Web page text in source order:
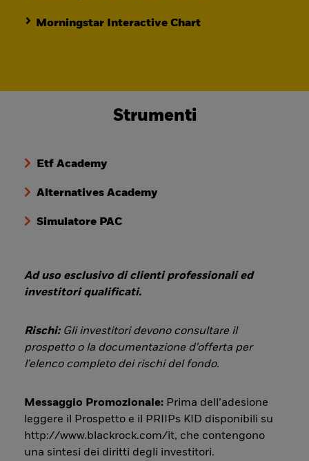
Morningstar Interactive Chart
Strumenti
Etf Academy
Alternatives Academy
Simulatore PAC
Ad uso esclusivo di clienti professionali ed
investitori qualificati.
Rischi: Gli investitori devono consultare il
prospetto o la documentazione d'offerta per
l'elenco completo dei rischi del fondo.
Messaggio Promozionale: Prima dell’adesione
leggere il Prospetto e il PRIIPs KID disponibili su
http://www.blackrock.com/it, che contengono
una sintesi dei diritti degli investitori.